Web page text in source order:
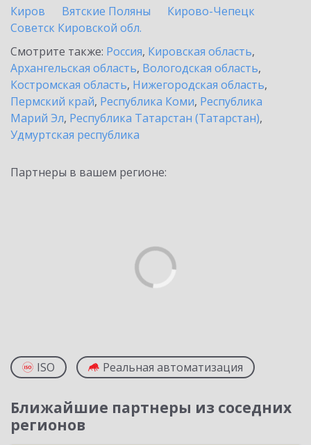
Киров
Вятские Поляны
Кирово-Чепецк
Советск Кировской обл.
Смотрите также: Россия, Кировская область,
Архангельская область, Вологодская область,
Костромская область, Нижегородская область,
Пермский край, Республика Коми, Республика
Марий Эл, Республика Татарстан (Татарстан),
Удмуртская республика
Партнеры в вашем регионе:
ISO Реальная автоматизация
Ближайшие партнеры из соседних
регионов